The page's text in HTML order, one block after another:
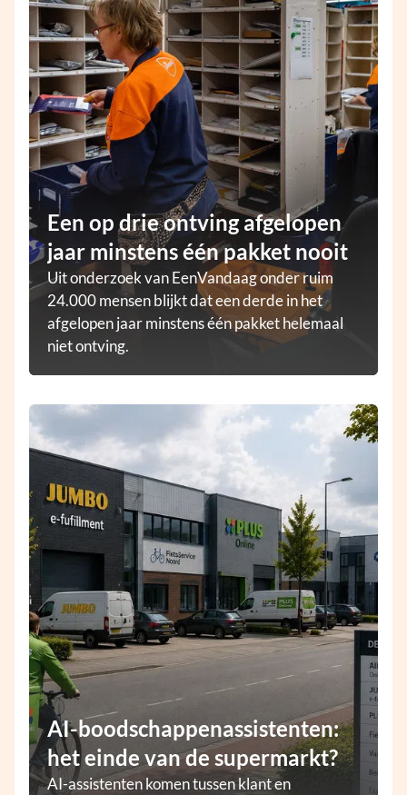
AI-boodschappenassistenten:
het einde van de supermarkt?
AI-assistenten komen tussen klant en
Een op drie ontving afgelopen
jaar minstens één pakket nooit
Uit onderzoek van EenVandaag onder ruim
24.000 mensen blijkt dat een derde in het
afgelopen jaar minstens één pakket helemaal
niet ontving.